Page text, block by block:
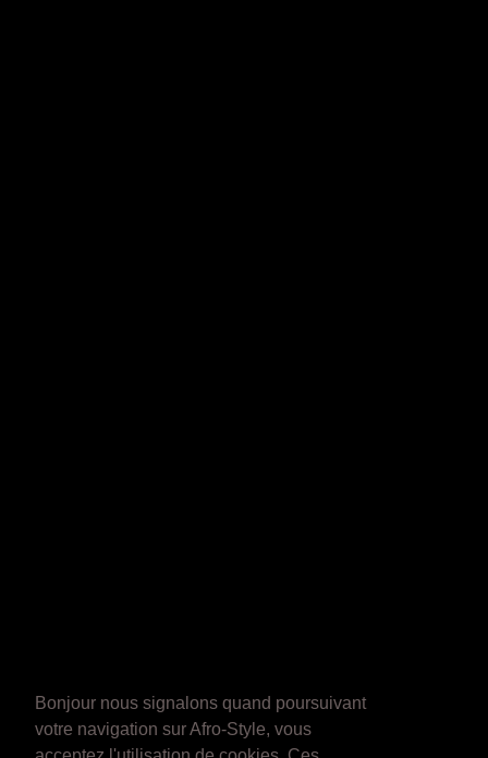
Bonjour nous signalons quand poursuivant
votre navigation sur Afro-Style, vous